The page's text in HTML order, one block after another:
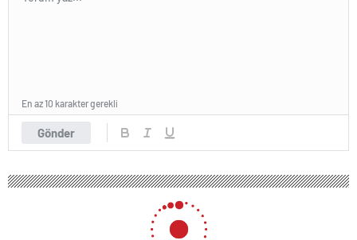
Gönder
En az 10 karakter gerekli